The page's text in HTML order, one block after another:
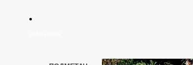
Dias Home